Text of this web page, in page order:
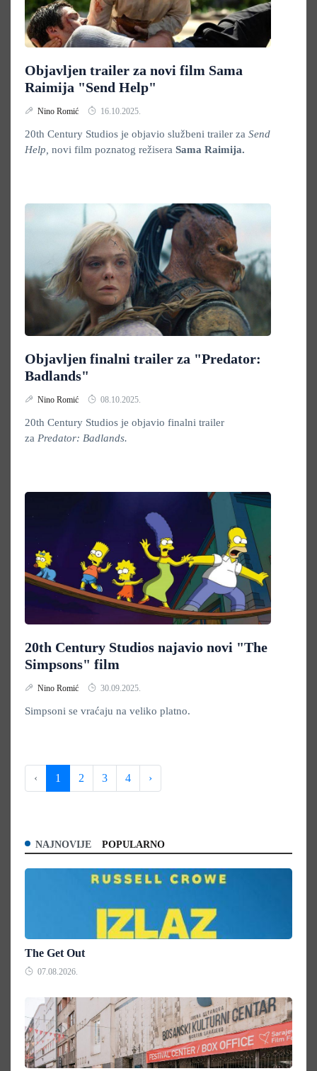
Objavljen trailer za novi film Sama
Raimija "Send Help"
Nino Romić 16.10.2025.
20th Century Studios je objavio službeni trailer za Send
Help, novi film poznatog režisera Sama Raimija.
Objavljen finalni trailer za "Predator:
Badlands"
Nino Romić 08.10.2025.
20th Century Studios je objavio finalni trailer
za Predator: Badlands.
20th Century Studios najavio novi "The
Simpsons" film
Nino Romić 30.09.2025.
Simpsoni se vraćaju na veliko platno.
‹ 1 2 3 4 ›
NAJNOVIJE POPULARNO
The Get Out
07.08.2026.